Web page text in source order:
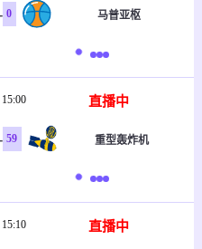
0 马普亚枢
直播中
59 重型轰炸机
直播中